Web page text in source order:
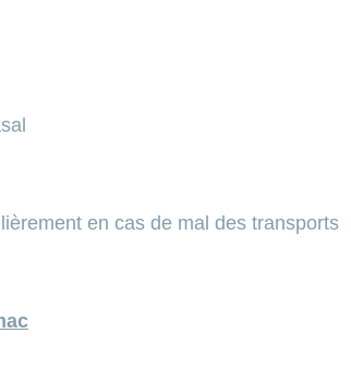
en cas de mal des transports